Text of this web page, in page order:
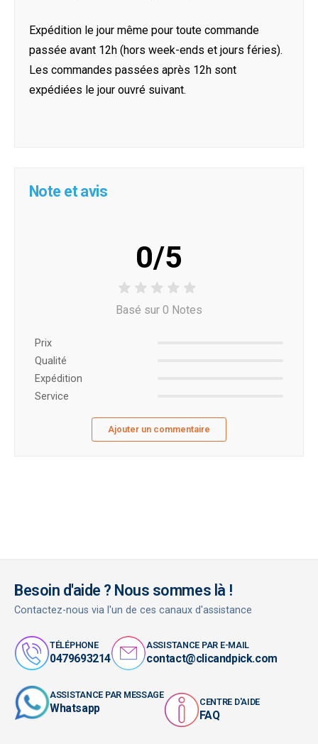
Expédition le jour même pour toute commande
passée avant 12h (hors week-ends et jours féries).
Les commandes passées après 12h sont
expédiées le jour ouvré suivant.
Note et avis
0/5
Basé sur 0 Notes
Prix ​​
Qualité
Expédition
Service
Ajouter un commentaire
Besoin d'aide ? Nous sommes là !
Contactez-nous via l'un de ces canaux d'assistance
TÉLÉPHONE
0479693214
ASSISTANCE PAR E-MAIL
contact@clicandpick.com
ASSISTANCE PAR MESSAGE
Whatsapp CENTRE D'AIDE
FAQ